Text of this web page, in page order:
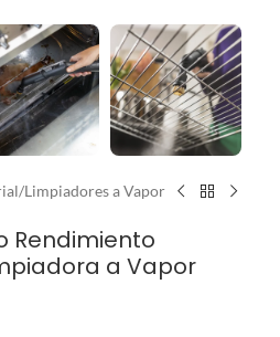
/Limpiadores a Vapor
Rendimiento
a Vapor